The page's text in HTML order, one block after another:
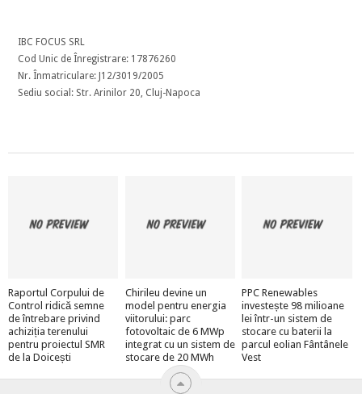
IBC FOCUS SRL
Cod Unic de Înregistrare: 17876260
Nr. Înmatriculare: J12/3019/2005
Sediu social: Str. Arinilor 20, Cluj-Napoca
Raportul Corpului de
Control ridică semne
de întrebare privind
achiziția terenului
pentru proiectul SMR
de la Doicești
Chirileu devine un
model pentru energia
viitorului: parc
fotovoltaic de 6 MWp
integrat cu un sistem de
stocare de 20 MWh
PPC Renewables
investește 98 milioane
lei într-un sistem de
stocare cu baterii la
parcul eolian Fântânele
Vest